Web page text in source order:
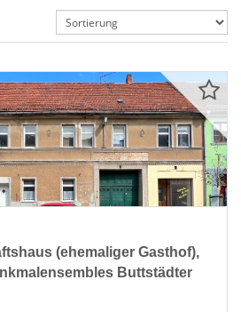
(ehemaliger Gasthof),
Buttstädter